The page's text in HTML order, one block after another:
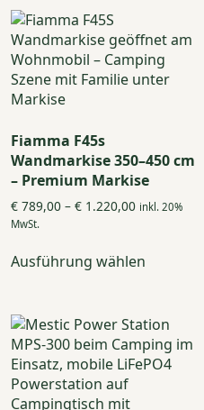
Fiamma F45s
Wandmarkise 350–450 cm
– Premium Markise
€789,00 – €1.220,00
€ 1.220,00
inkl. 20%
MwSt.
Ausführung wählenProdukt
auf.
Die